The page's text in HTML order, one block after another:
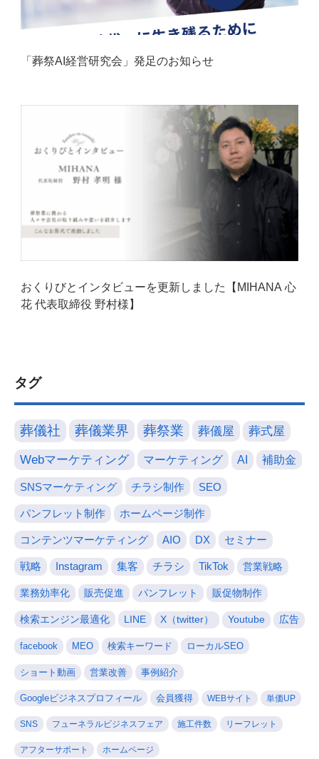
「葬祭AI経営研究会」発足のお知らせ
おくりびとインタビューを更新しました【MIHANA 心
花 代表取締役 野村様】
タグ
葬儀社 葬儀業界 葬祭業 葬儀屋 葬式屋
Webマーケティング マーケティング AI 補助金
SNSマーケティング チラシ制作 SEO
パンフレット制作 ホームページ制作
コンテンツマーケティング AIO DX セミナー
戦略 Instagram 集客 チラシ TikTok 営業戦略
業務効率化 販売促進 パンフレット 販促物制作
検索エンジン最適化 LINE X（twitter） Youtube 広告
facebook MEO 検索キーワード ローカルSEO
ショート動画 営業改善 事例紹介
Googleビジネスプロフィール 会員獲得 WEBサイト 単価UP
SNS フューネラルビジネスフェア 施工件数 リーフレット
アフターサポート ホームページ